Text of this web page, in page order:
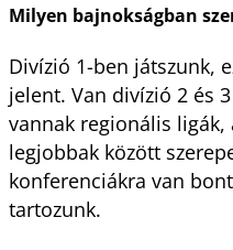
Milyen bajnokságban
Divízió 1-ben játszunk,
jelent. Van divízió 2 és
vannak regionális ligák,
legjobbak között
konferenciákra van
tartozunk.